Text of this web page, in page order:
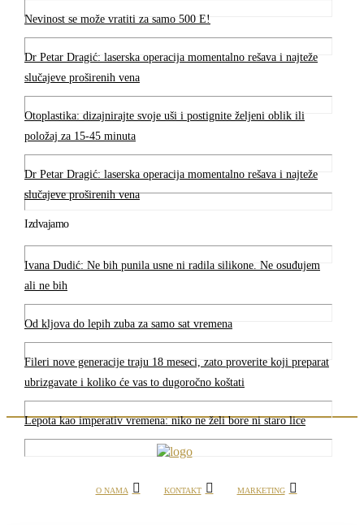
Nevinost se može vratiti za samo 500 E!
Dr Petar Dragić: laserska operacija momentalno rešava i najteže
slučajeve proširenih vena
Otoplastika: dizajnirajte svoje uši i postignite željeni oblik ili
položaj za 15-45 minuta
Dr Petar Dragić: laserska operacija momentalno rešava i najteže
slučajeve proširenih vena
Izdvajamo
Ivana Dudić: Ne bih punila usne ni radila silikone. Ne osuđujem
ali ne bih
Od kljova do lepih zuba za samo sat vremena
Fileri nove generacije traju 18 meseci, zato proverite koji preparat
ubrizgavate i koliko će vas to dugoročno koštati
Lepota kao imperativ vremena: niko ne želi bore ni staro lice
O NAMA KONTAKT MARKETING